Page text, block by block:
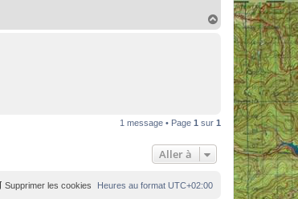
1 message • Page 1 sur 1
Aller à
Heures au format UTC+02:00
Supprimer les cookies